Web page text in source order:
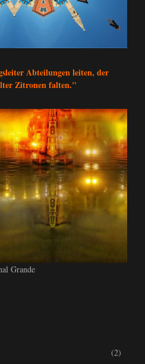
Abteilungen leiten, der
Zitronen falten."
Grande
(2)